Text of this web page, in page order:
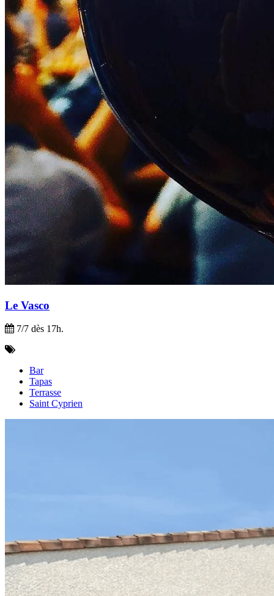
Le Vasco
7/7 dès 17h.
Bar
Tapas
Terrasse
Saint Cyprien